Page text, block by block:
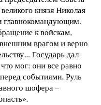
князя Николая
главнокомандующим.
к войскам,
врагом и верно
Государь дал
мог: они все равно
событиями. Руль
шофера –